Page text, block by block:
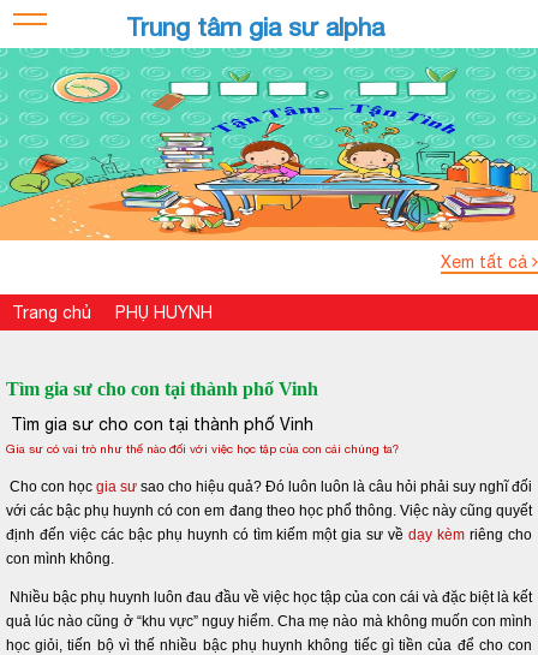
Trung tâm gia sư alpha
Xem tất cả
Trang chủ PHỤ HUYNH
Tìm gia sư cho con tại thành phố Vinh
Tìm gia sư cho con tại thành phố Vinh
Gia sư có vai trò như thế nào đối với việc học tập của con cái chúng ta?
Cho con học gia sư sao cho hiệu quả? Đó luôn luôn là câu hỏi phải suy nghĩ đối
với các bậc phụ huynh có con em đang theo học phổ thông. Việc này cũng quyết
định đến việc các bậc phụ huynh có tìm kiếm một gia sư vềdạy kèm riêng cho
con mình không.
Nhiều bậc phụ huynh luôn đau đầu về việc học tập của con cái và đặc biệt là kết
quả lúc nào cũng ở “khu vực” nguy hiểm. Cha mẹ nào mà không muốn con mình
học giỏi, tiến bộ vì thế nhiều bậc phụ huynh không tiếc gì tiền của để cho con